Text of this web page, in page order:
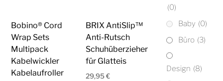
Bobino® Cord
Wrap Sets
Multipack
Kabelwickler
Kabelaufroller
BRIX AntiSlip™
Anti-Rutsch
Schuhüberzieher
für Glatteis
29,95€
(0)
Baby (0)
Büro (3)
Design (8)